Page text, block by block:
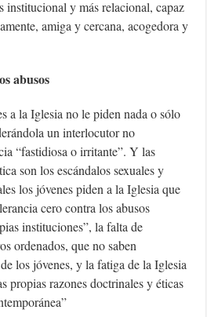
institucional y más relacional, capaz
amiga y cercana, acogedora y
abusos
a la Iglesia no le piden nada o sólo
un interlocutor no
“fastidiosa o irritante”. Y las
son los escándalos sexuales y
los jóvenes piden a la Iglesia que
cero contra los abusos
instituciones”, la falta de
ordenados, que no saben
los jóvenes, y la fatiga de la Iglesia
propias razones doctrinales y éticas